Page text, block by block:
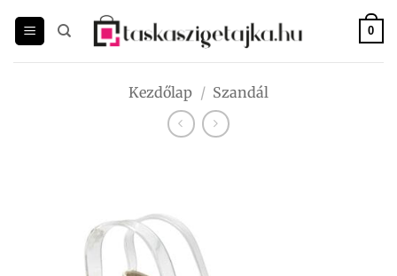
0
Kezdőlap / Szandál